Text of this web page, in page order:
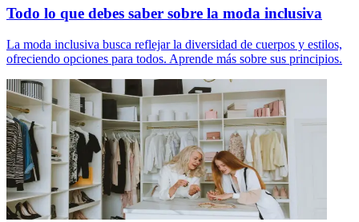
Todo lo que debes saber sobre la moda inclusiva
La moda inclusiva busca reflejar la diversidad de cuerpos y estilos,
ofreciendo opciones para todos. Aprende más sobre sus principios.